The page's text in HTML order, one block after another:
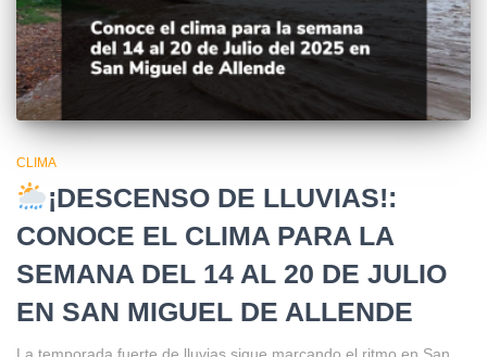
CLIMA
¡DESCENSO DE LLUVIAS!:
CONOCE EL CLIMA PARA LA
SEMANA DEL 14 AL 20 DE JULIO
EN SAN MIGUEL DE ALLENDE
La temporada fuerte de lluvias sigue marcando el ritmo en San